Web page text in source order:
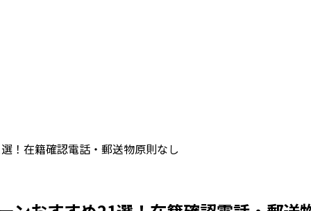
！在籍確認電話・郵送物原則なし